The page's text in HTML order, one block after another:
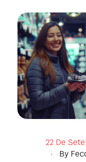
22 De
By